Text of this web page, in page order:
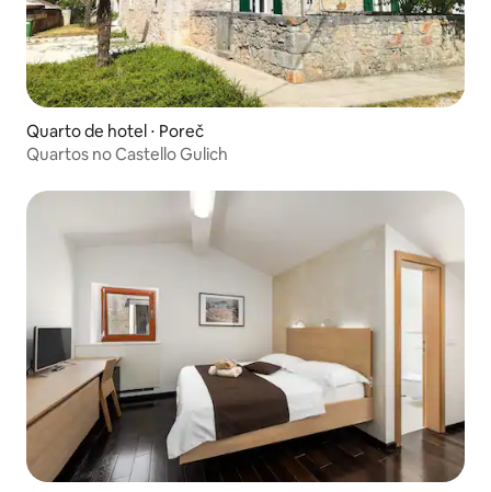
Quarto de hotel ⋅ Poreč
Quartos no Castello Gulich